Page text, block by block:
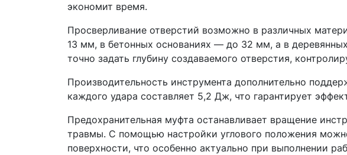
экономит время.
Просверливание отверстий возможно в различных
13 мм, в бетонных основаниях — до 32 мм, а в
точно задать глубину создаваемого отверстия,
Производительность инструмента дополнительно
каждого удара составляет 5,2 Дж, что гарантирует
Предохранительная муфта останавливает вращение
травмы. С помощью настройки углового положения
поверхности, что особенно актуально при выполнении